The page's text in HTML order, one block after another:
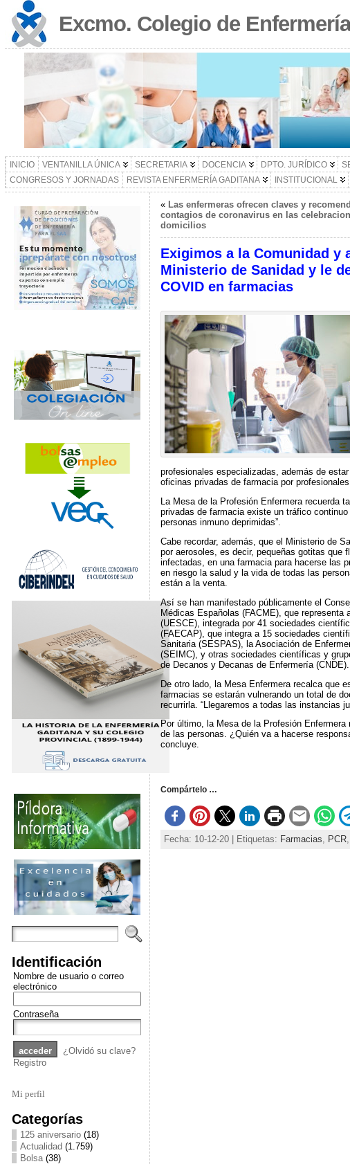
Excmo. Colegio de
INICIO VENTANILLA ÚNICA SECRETARIA DOCENCIA DPTO. JURÍDICO
CONGRESOS Y JORNADAS
REVISTA ENFERMERÍA GADITANA INSTITUCIONAL
Identificación
Nombre de usuario o correo
electrónico
Contraseña
¿Olvidó su clave?
Registro
Mi perfil
Categorías
125 aniversario(18)
Actualidad (1.759)
Bolsa(38)
« Las enfermeras ofrecen claves y
contagios de coronavirus en las
domicilios
Exigimos a la Comunidad y
Ministerio de Sanidad y le
COVID en farmacias
profesionales especializadas, además de
oficinas privadas de farmacia por
La Mesa de la Profesión Enfermera recuerda
privadas de farmacia existe un tráfico
personas inmuno deprimidas”.
Cabe recordar, además, que el Ministerio de
por aerosoles, es decir, pequeñas gotitas que
infectadas, en una farmacia para hacerse las
en riesgo la salud y la vida de todas las
están a la venta.
Así se han manifestado públicamente el
Médicas Españolas (FACME), que
(UESCE), integrada por 41 sociedades
(FAECAP), que integra a 15 sociedades
Sanitaria (SESPAS), la Asociación de
(SEIMC), y otras sociedades científicas y
de Decanos y Decanas de Enfermería (CNDE).
De otro lado, la Mesa Enfermera recalca que
farmacias se estarán vulnerando un total de
recurrirla. “Llegaremos a todas las instancias
Por último, la Mesa de la Profesión
de las personas. ¿Quién va a hacerse
concluye.
Compártelo …
Fecha: 10-12-20 | Etiquetas: Farmacias PCR,